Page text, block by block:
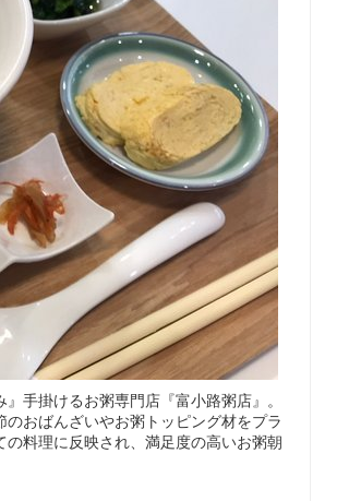
手掛けるお粥専門店『富小路粥店』。
おばんざいやお粥トッピング材をプラ
料理に反映され、満足度の高いお粥朝